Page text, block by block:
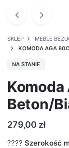
SKLEP
MEBLE
KOMODA AGA
NA STANIE
Komoda
Beton/
279,00 zł
???? Szerokość